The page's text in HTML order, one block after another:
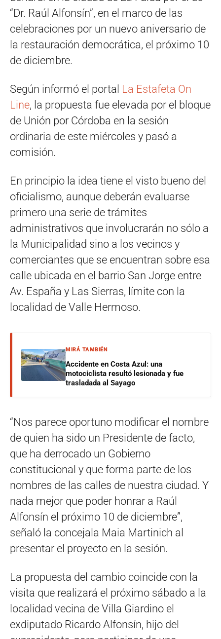
“Dr. Raúl Alfonsín”, en el marco de las
celebraciones por un nuevo aniversario de
la restauración democrática, el próximo 10
de diciembre.
Según informó el portal La Estafeta On
Line, la propuesta fue elevada por el bloque
de Unión por Córdoba en la sesión
ordinaria de este miércoles y pasó a
comisión.
En principio la idea tiene el visto bueno del
oficialismo, aunque deberán evaluarse
primero una serie de trámites
administrativos que involucrarán no sólo a
la Municipalidad sino a los vecinos y
comerciantes que se encuentran sobre esa
calle ubicada en el barrio San Jorge entre
Av. España y Las Sierras, límite con la
localidad de Valle Hermoso.
MIRÁ TAMBIÉN
Accidente en Costa Azul: una
motociclista resultó lesionada y fue
trasladada al Sayago
“Nos parece oportuno modificar el nombre
de quien ha sido un Presidente de facto,
que ha derrocado un Gobierno
constitucional y que forma parte de los
nombres de las calles de nuestra ciudad. Y
nada mejor que poder honrar a Raúl
Alfonsín el próximo 10 de diciembre”,
señaló la concejala Maia Martinich al
presentar el proyecto en la sesión.
La propuesta del cambio coincide con la
visita que realizará el próximo sábado a la
localidad vecina de Villa Giardino el
exdiputado Ricardo Alfonsín, hijo del